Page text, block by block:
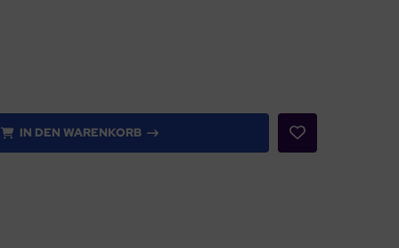
IN DEN WARENKORB